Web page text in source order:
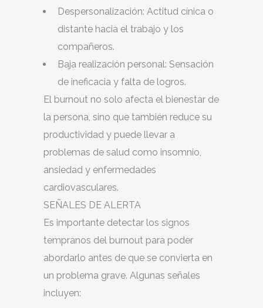
Despersonalización: Actitud cínica o
distante hacia el trabajo y los
compañeros.
Baja realización personal: Sensación
de ineficacia y falta de logros.
El burnout no solo afecta el bienestar de
la persona, sino que también reduce su
productividad y puede llevar a
problemas de salud como insomnio,
ansiedad y enfermedades
cardiovasculares.
SEÑALES DE ALERTA
Es importante detectar los signos
tempranos del burnout para poder
abordarlo antes de que se convierta en
un problema grave. Algunas señales
incluyen: